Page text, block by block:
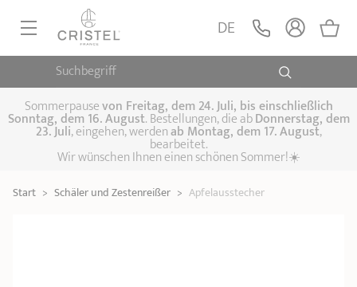
Suchbegriff
DE
PFANNEN, SAUTEUSEN
Pfannen Sauteusen Crêpepfannen
KOCHTÖPFE, SCHMORTÖPFE
Kochtöpfe Schmortöpfe,
Fleischtöpfe Suppentöpfe
DAMFPAUFSÄTZE
KÜCHENHELFER
SPEZIELLE KÜCHENUTENSILIEN
Sommerpausevon Freitag, dem 24. Juli, bis einschließlich
Sonntag, dem 16. August. Bestellungen, die abDonnerstag, dem
23. Juli, eingehen, werdenab Montag, dem 17. August,
bearbeitet.
Wir wünschen Ihnen einen schönen Sommer!☀️
Start > Schäler und Zestenreißer > Apfelausstecher
Apfelausstecher
POC - Kleine Küchenhelfer 19,90 € LEGEN